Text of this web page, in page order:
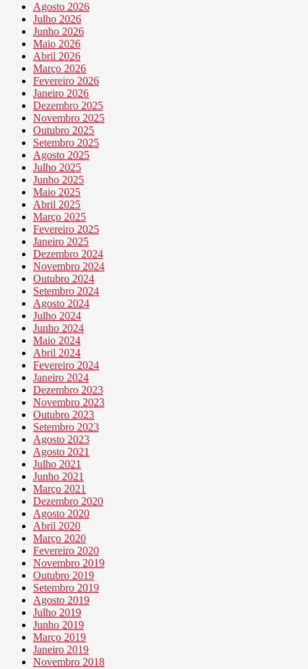
Agosto 2026
Julho 2026
Junho 2026
Maio 2026
Abril 2026
Março 2026
Fevereiro 2026
Janeiro 2026
Dezembro 2025
Novembro 2025
Outubro 2025
Setembro 2025
Agosto 2025
Julho 2025
Junho 2025
Maio 2025
Abril 2025
Março 2025
Fevereiro 2025
Janeiro 2025
Dezembro 2024
Novembro 2024
Outubro 2024
Setembro 2024
Agosto 2024
Julho 2024
Junho 2024
Maio 2024
Abril 2024
Fevereiro 2024
Janeiro 2024
Dezembro 2023
Novembro 2023
Outubro 2023
Setembro 2023
Agosto 2023
Agosto 2021
Julho 2021
Junho 2021
Março 2021
Dezembro 2020
Agosto 2020
Abril 2020
Março 2020
Fevereiro 2020
Novembro 2019
Outubro 2019
Setembro 2019
Agosto 2019
Julho 2019
Junho 2019
Março 2019
Janeiro 2019
Novembro 2018